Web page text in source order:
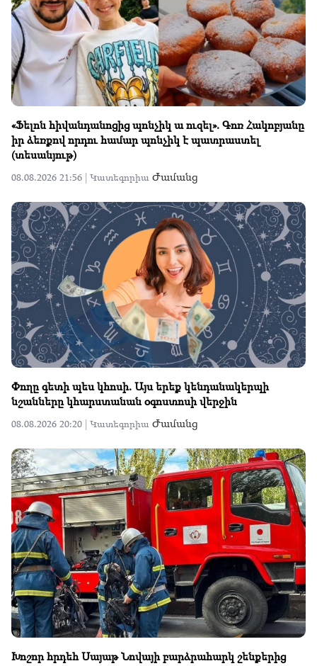
«Ֆելոն հիվանդանոցից պոնչիկ ա ուզել». Գոռ Հակոբյանը
իր ձեռքով որդու համար պոնչիկ է պատրաստել
(տեսանյութ)
08.08.2026 21:56 | Կատեգորիա Ժամանց
Փողը գետի պես կհոսի. Այս երեք կենդանակերպի
նշանները կհարստանան օգոստոսի վերջին
08.08.2026 20:20 | Կատեգորիա Ժամանց
Խոշոր հրդեհ Սայաթ Նովայի բարձրահարկ շենքերից